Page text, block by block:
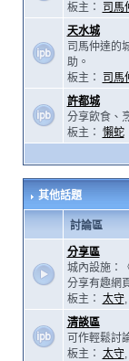
板主：
司馬
天水城
司馬仲達的
助。
板主：
司馬
許都城
分享飲食、
板主： 懶蛇
其他話題
討論區
分享區
城內設施：
分享有趣網
板主： 太守,
清談區
可作輕鬆討
板主： 太守,